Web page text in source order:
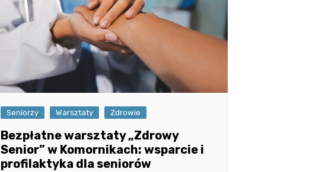
Seniorzy Warsztaty Zdrowie
Bezpłatne warsztaty „Zdrowy
Senior” w Komornikach: wsparcie i
profilaktyka dla seniorów